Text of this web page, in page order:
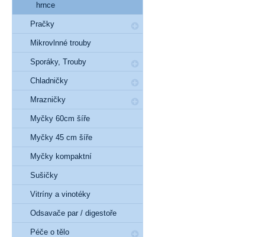
hrnce
Pračky
Mikrovlnné trouby
Sporáky, Trouby
Chladničky
Mrazničky
Myčky 60cm šíře
Myčky 45 cm šíře
Myčky kompaktní
Sušičky
Vitríny a vinotéky
Odsavače par / digestoře
Péče o tělo